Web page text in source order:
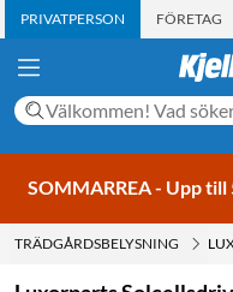
PRIVATPERSON FÖRETAG
SOMMARREA - Upp till
TRÄDGÅRDSBELYSNING